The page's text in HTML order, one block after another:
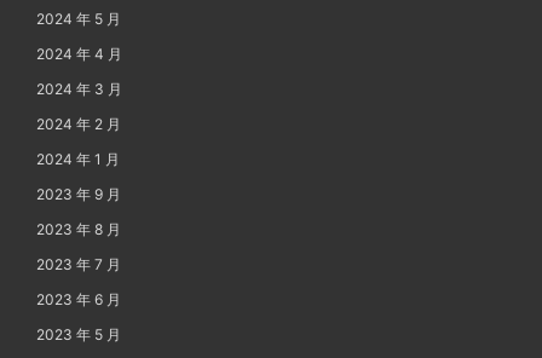
2024 年 5 月
2024 年 4 月
2024 年 3 月
2024 年 2 月
2024 年 1 月
2023 年 9 月
2023 年 8 月
2023 年 7 月
2023 年 6 月
2023 年 5 月